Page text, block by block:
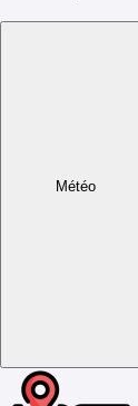
Météo